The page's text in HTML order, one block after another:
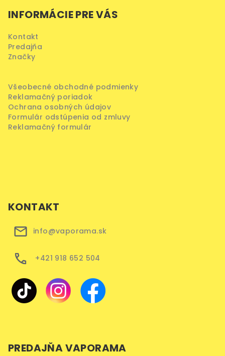
INFORMÁCIE PRE VÁS
Kontakt
Predajňa
Značky
Všeobecné obchodné podmienky
Reklamačný poriadok
Ochrana osobných údajov
Formulár odstúpenia od zmluvy
Reklamačný formulár
KONTAKT
info@vaporama.sk
+421 918 652 504
PREDAJŇA VAPORAMA